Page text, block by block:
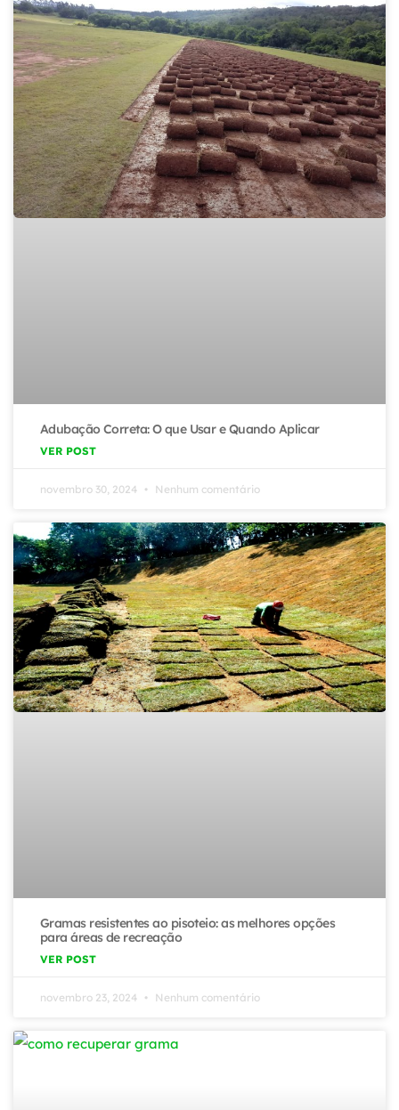
Adubação Correta: O que Usar e Quando Aplicar
VER POST
novembro 30, 2024 Nenhum comentário
Gramas resistentes ao pisoteio: as melhores opções
para áreas de recreação
VER POST
novembro 23, 2024 Nenhum comentário